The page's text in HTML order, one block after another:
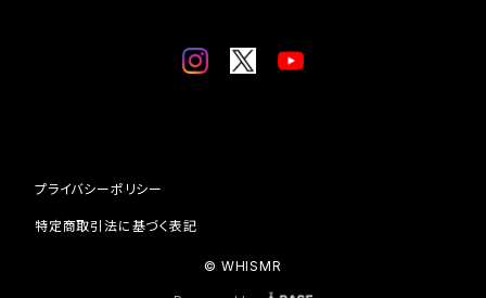
プライバシーポリシー
特定商取引法に基づく表記
© WHISMR